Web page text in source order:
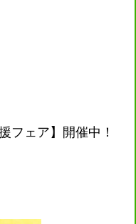
フェア】開催中！